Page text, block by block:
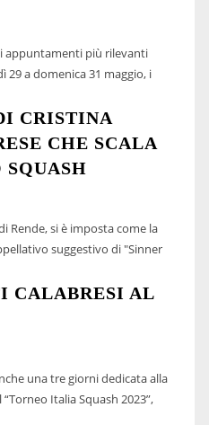
appuntamenti più rilevanti
29 a domenica 31 maggio, i
CRISTINA
CHE SCALA
Rende, si è imposta come la
suggestivo di "Sinner
CALABRESI AL
una tre giorni dedicata alla